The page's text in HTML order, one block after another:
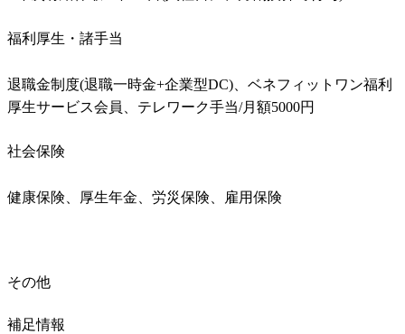
福利厚生・諸手当
退職金制度(退職一時金+企業型DC)、ベネフィットワン福利
厚生サービス会員、テレワーク手当/月額5000円
社会保険
健康保険、厚生年金、労災保険、雇用保険
その他
補足情報